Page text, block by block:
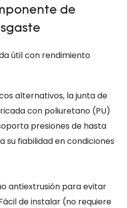
de
útil con rendimiento
alternativos, la junta de
con poliuretano (PU)
presiones de hasta
su fiabilidad en condiciones
antiextrusión para evitar
de instalar (no requiere